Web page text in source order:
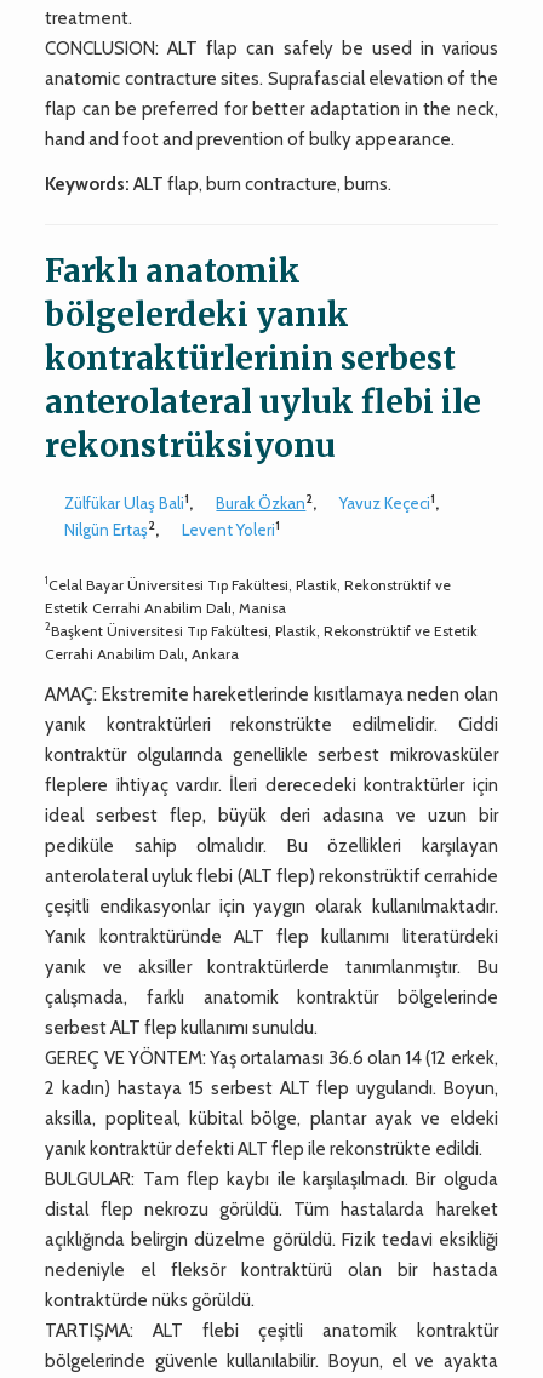
treatment.
CONCLUSION: ALT flap can safely be used in various
anatomic contracture sites. Suprafascial elevation of the
flap can be preferred for better adaptation in the neck,
hand and foot and prevention of bulky appearance.
Keywords: ALT flap, burn contracture, burns.
Farklı anatomik
bölgelerdeki yanık
kontraktürlerinin serbest
anterolateral uyluk flebi ile
rekonstrüksiyonu
Zülfükar Ulaş Bali1, Burak Özkan2, Yavuz Keçeci1,
Nilgün Ertaş2, Levent Yoleri1
1Celal Bayar Üniversitesi Tıp Fakültesi, Plastik, Rekonstrüktif ve
Estetik Cerrahi Anabilim Dalı, Manisa
2Başkent Üniversitesi Tıp Fakültesi, Plastik, Rekonstrüktif ve Estetik
Cerrahi Anabilim Dalı, Ankara
AMAÇ: Ekstremite hareketlerinde kısıtlamaya neden olan
yanık kontraktürleri rekonstrükte edilmelidir. Ciddi
kontraktür olgularında genellikle serbest mikrovasküler
fleplere ihtiyaç vardır. İleri derecedeki kontraktürler için
ideal serbest flep, büyük deri adasına ve uzun bir
pediküle sahip olmalıdır. Bu özellikleri karşılayan
anterolateral uyluk flebi (ALT flep) rekonstrüktif cerrahide
çeşitli endikasyonlar için yaygın olarak kullanılmaktadır.
Yanık kontraktüründe ALT flep kullanımı literatürdeki
yanık ve aksiller kontraktürlerde tanımlanmıştır. Bu
çalışmada, farklı anatomik kontraktür bölgelerinde
serbest ALT flep kullanımı sunuldu.
GEREÇ VE YÖNTEM: Yaş ortalaması 36.6 olan 14 (12 erkek,
2 kadın) hastaya 15 serbest ALT flep uygulandı. Boyun,
aksilla, popliteal, kübital bölge, plantar ayak ve eldeki
yanık kontraktür defekti ALT flep ile rekonstrükte edildi.
BULGULAR: Tam flep kaybı ile karşılaşılmadı. Bir olguda
distal flep nekrozu görüldü. Tüm hastalarda hareket
açıklığında belirgin düzelme görüldü. Fizik tedavi eksikliği
nedeniyle el fleksör kontraktürü olan bir hastada
kontraktürde nüks görüldü.
TARTIŞMA: ALT flebi çeşitli anatomik kontraktür
bölgelerinde güvenle kullanılabilir. Boyun, el ve ayakta